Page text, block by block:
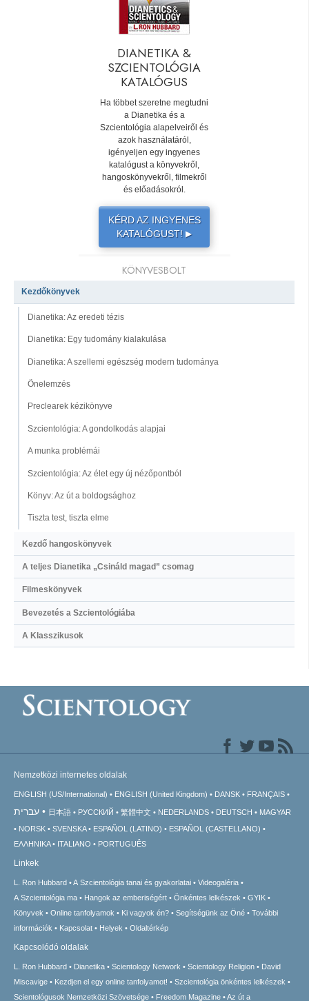
DIANETIKA &
SZCIENTOLÓGIA
KATALÓGUS
Ha többet szeretne megtudni
a Dianetika és a
Szcientológia alapelveiről és
azok használatáról,
igényeljen egy ingyenes
katalógust a könyvekről,
hangoskönyvekről, filmekről
és előadásokról.
KÉRD AZ INGYENES
KATALÓGUST! ▶
KÖNYVESBOLT
Kezdőkönyvek
Dianetika: Az eredeti tézis
Dianetika: Egy tudomány kialakulása
Dianetika: A szellemi egészség modern tudománya
Önelemzés
Preclearek kézikönyve
Szcientológia: A gondolkodás alapjai
A munka problémái
Szcientológia: Az élet egy új nézőpontból
Könyv: Az út a boldogsághoz
Tiszta test, tiszta elme
Kezdő hangoskönyvek
A teljes Dianetika „Csináld magad” csomag
Filmeskönyvek
Bevezetés a Szcientológiába
A Klasszikusok
Nemzetközi internetes oldalak
ENGLISH (US/International) ENGLISH (United Kingdom) DANSK FRANÇAIS
עברית 日本語 РУССКИЙ 繁體中文 NEDERLANDS DEUTSCH
MAGYAR
NORSK
SVENSKA ESPAÑOL (LATINO)
ESPAÑOL (CASTELLANO)
ΕΛΛΗΝΙΚA
ITALIANO PORTUGUÊS
Linkek
L. Ron Hubbard A Szcientológia tanai és gyakorlatai
Videogaléria
A Szcientológia ma
Hangok az emberiségért Önkéntes lelkészek
GYIK
Könyvek
Online tanfolyamok Ki vagyok én? Segítségünk az Öné
További
információk
Kapcsolat Helyek Oldaltérkép
Kapcsolódó oldalak
L. Ron Hubbard Dianetika Scientology Network Scientology Religion
David
Miscavige
Kezdjen el egy online tanfolyamot!
Szcientológia önkéntes lelkészek
Scientológusok Nemzetközi Szövetsége
Freedom Magazine Az út a